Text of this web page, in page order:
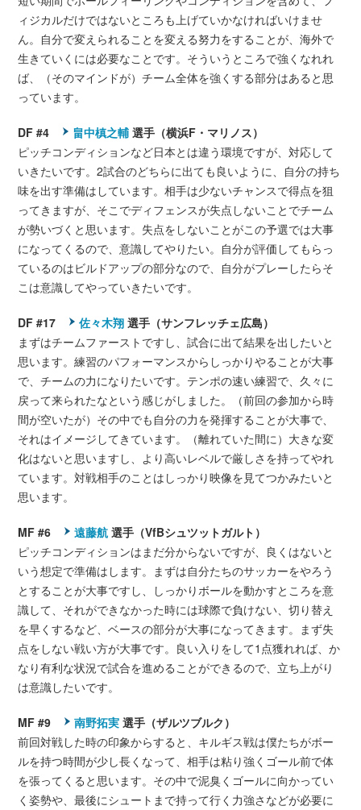
ィジカルだけではないところも上げていかなければいけませ
ん。自分で変えられることを変える努力をすることが、海外で
生きていくには必要なことです。そういうところで強くなれれ
ば、（そのマインドが）チーム全体を強くする部分はあると思
っています。
DF #4 畠中槙之輔 選手（横浜F・マリノス）
ピッチコンディションなど日本とは違う環境ですが、対応して
いきたいです。2試合のどちらに出ても良いように、自分の持ち
味を出す準備はしています。相手は少ないチャンスで得点を狙
ってきますが、そこでディフェンスが失点しないことでチーム
が勢いづくと思います。失点をしないことがこの予選では大事
になってくるので、意識してやりたい。自分が評価してもらっ
ているのはビルドアップの部分なので、自分がプレーしたらそ
こは意識してやっていきたいです。
DF #17 佐々木翔 選手（サンフレッチェ広島）
まずはチームファーストですし、試合に出て結果を出したいと
思います。練習のパフォーマンスからしっかりやることが大事
で、チームの力になりたいです。テンポの速い練習で、久々に
戻って来られたなという感じがしました。（前回の参加から時
間が空いたが）その中でも自分の力を発揮することが大事で、
それはイメージしてきています。（離れていた間に）大きな変
化はないと思いますし、より高いレベルで厳しさを持ってやれ
ています。対戦相手のことはしっかり映像を見てつかみたいと
思います。
MF #6 遠藤航 選手（VfBシュツットガルト）
ピッチコンディションはまだ分からないですが、良くはないと
いう想定で準備はします。まずは自分たちのサッカーをやろう
とすることが大事ですし、しっかりボールを動かすところを意
識して、それができなかった時には球際で負けない、切り替え
を早くするなど、ベースの部分が大事になってきます。まず失
点をしない戦い方が大事です。良い入りをして1点獲れれば、か
なり有利な状況で試合を進めることができるので、立ち上がり
は意識したいです。
MF #9 南野拓実 選手（ザルツブルク）
前回対戦した時の印象からすると、キルギス戦は僕たちがボー
ルを持つ時間が少し長くなって、相手は粘り強くゴール前で体
を張ってくると思います。その中で泥臭くゴールに向かってい
く姿勢や、最後にシュートまで持って行く力強さなどが必要に